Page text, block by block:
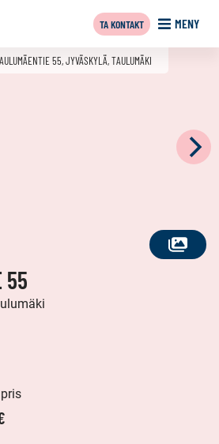
MENY
TA KONTAKT
SE
55, JYVÄSKYLÄ, TAULUMÄKI
55